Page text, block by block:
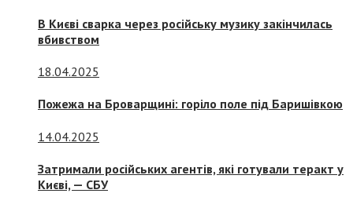
В Києві сварка через російську музику закінчилась
вбивством
18.04.2025
Пожежа на Броварщині: горіло поле під Баришівкою
14.04.2025
Затримали російських агентів, які готували теракт у
Києві, — СБУ